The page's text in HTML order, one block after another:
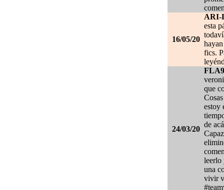
16/05/20
ARI-
esta
fics.
24/03/20
que
estoy
de
leerlo
una
vivir